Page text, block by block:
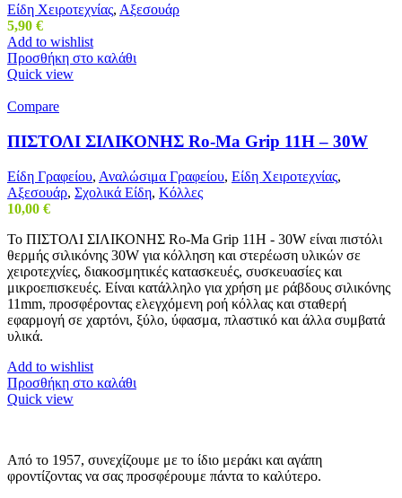
Είδη Χειροτεχνίας, Αξεσουάρ
5,90 €
Add to wishlist
Προσθήκη στο καλάθι
Quick view
Compare
ΠΙΣΤΟΛΙ ΣΙΛΙΚΟΝΗΣ Ro-Ma Grip 11H – 30W
Είδη Γραφείου, Αναλώσιμα Γραφείου, Είδη Χειροτεχνίας,
Αξεσουάρ, Σχολικά Είδη, Κόλλες
10,00 €
Το ΠΙΣΤΟΛΙ ΣΙΛΙΚΟΝΗΣ Ro-Ma Grip 11H - 30W είναι πιστόλι
θερμής σιλικόνης 30W για κόλληση και στερέωση υλικών σε
χειροτεχνίες, διακοσμητικές κατασκευές, συσκευασίες και
μικροεπισκευές. Είναι κατάλληλο για χρήση με ράβδους σιλικόνης
11mm, προσφέροντας ελεγχόμενη ροή κόλλας και σταθερή
εφαρμογή σε χαρτόνι, ξύλο, ύφασμα, πλαστικό και άλλα συμβατά
υλικά.
Add to wishlist
Προσθήκη στο καλάθι
Quick view
Από το 1957, συνεχίζουμε με το ίδιο μεράκι και αγάπη
φροντίζοντας να σας προσφέρουμε πάντα το καλύτερο.